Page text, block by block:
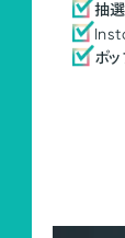
抽
ポ